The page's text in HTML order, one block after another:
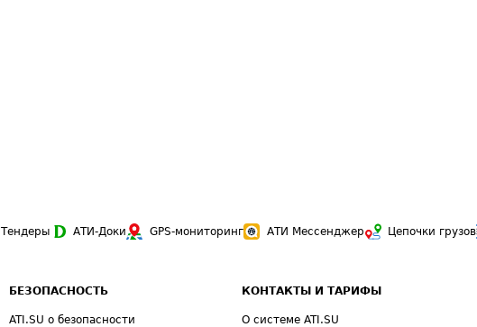
Тендеры АТИ-Доки GPS-мониторинг АТИ Мессенджер Цепочки грузов
БЕЗОПАСНОСТЬ
ATI.SU о безопасности
КОНТАКТЫ И ТАРИФЫ
О системе ATI.SU